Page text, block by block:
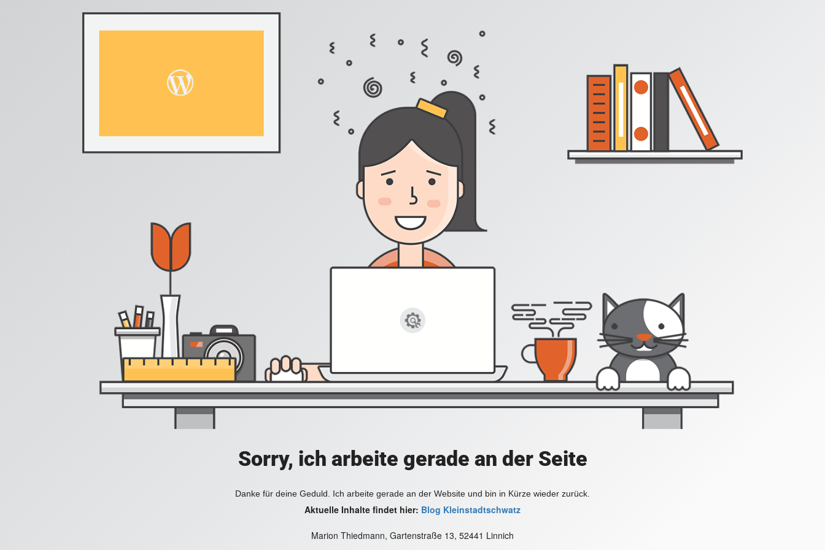
Sorry, ich arbeite gerade an der Seite
Danke für deine Geduld. Ich arbeite gerade an der Website und bin in Kürze wieder zurück.
Aktuelle Inhalte findet hier: Blog Kleinstadtschwatz
Marion Thiedmann, Gartenstraße 13, 52441 Linnich